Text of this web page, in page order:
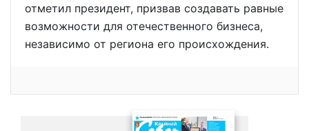
отметил президент, призвав создавать равные
возможности для отечественного бизнеса,
независимо от региона его происхождения.